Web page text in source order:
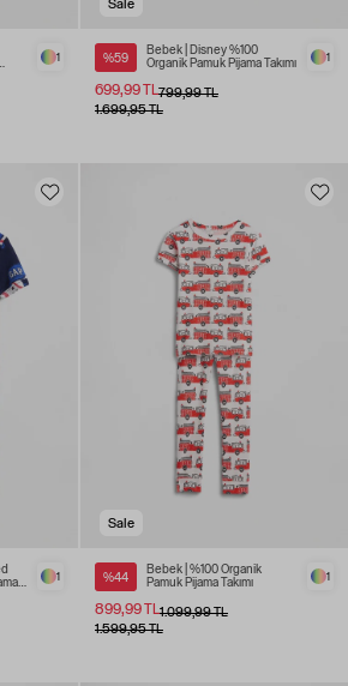
1
Sale
%59
Bebek | Disney %100
Organik Pamuk Pijama Takımı
799,99 TL
699,99 TL
1
1.699,95 TL
1
Sale
%44
Bebek | %100 Organik
Pamuk Pijama Takımı
1.099,99 TL
899,99 TL
1
1.599,95 TL